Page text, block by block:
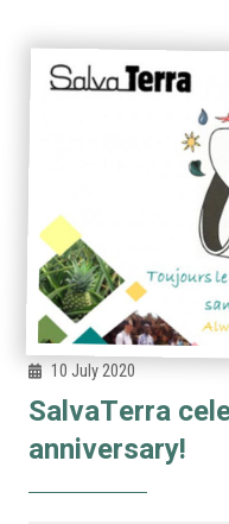
10 July 2020
SalvaTerra
anniversary!